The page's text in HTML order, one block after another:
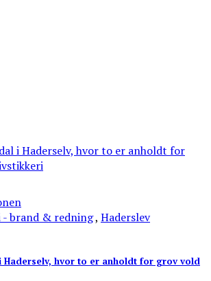
brand & redning, Haderslev
Haderselv, hvor to er anholdt for grov vold